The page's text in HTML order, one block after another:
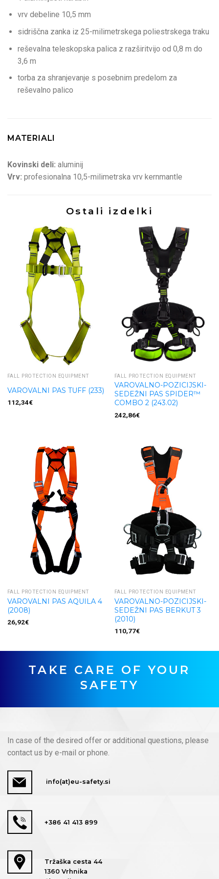
vrv debeline 10,5 mm
sidriščna zanka iz 25-milimetrskega poliestrskega traku
reševalna teleskopska palica z razširitvijo od 0,8 m do
3,6 m
torba za shranjevanje s posebnim predelom za
reševalno palico
MATERIALI
Kovinski deli: aluminij
Vrv: profesionalna 10,5-milimetrska vrv kernmantle
Ostali izdelki
FALL PROTECTION EQUIPMENT
VAROVALNI PAS TUFF (233)
112,34€
FALL PROTECTION EQUIPMENT
VAROVALNO-POZICIJSKI-
SEDEŽNI PAS SPIDER™
COMBO 2 (243.02)
242,86€
FALL PROTECTION EQUIPMENT
VAROVALNI PAS AQUILA 4
(2008)
26,92€
FALL PROTECTION EQUIPMENT
VAROVALNO-POZICIJSKI-
SEDEŽNI PAS BERKUT 3
(2010)
110,77€
TAKE CARE OF YOUR
SAFETY
In case of the desired offer or additional questions, please
contact us by e-mail or phone.
info(at)eu-safety.si
+386 41 413 899
Tržaška cesta 44
1360 Vrhnika